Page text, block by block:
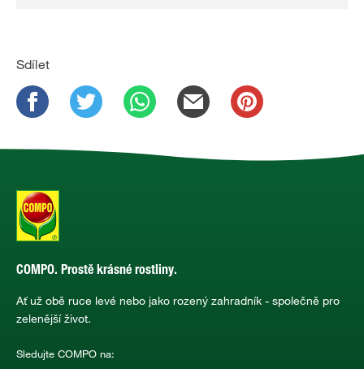
Sdílet
COMPO. Prostě krásné rostliny.
Ať už obě ruce levé nebo jako rozený zahradník - společně pro
zelenější život.
Sledujte COMPO na: